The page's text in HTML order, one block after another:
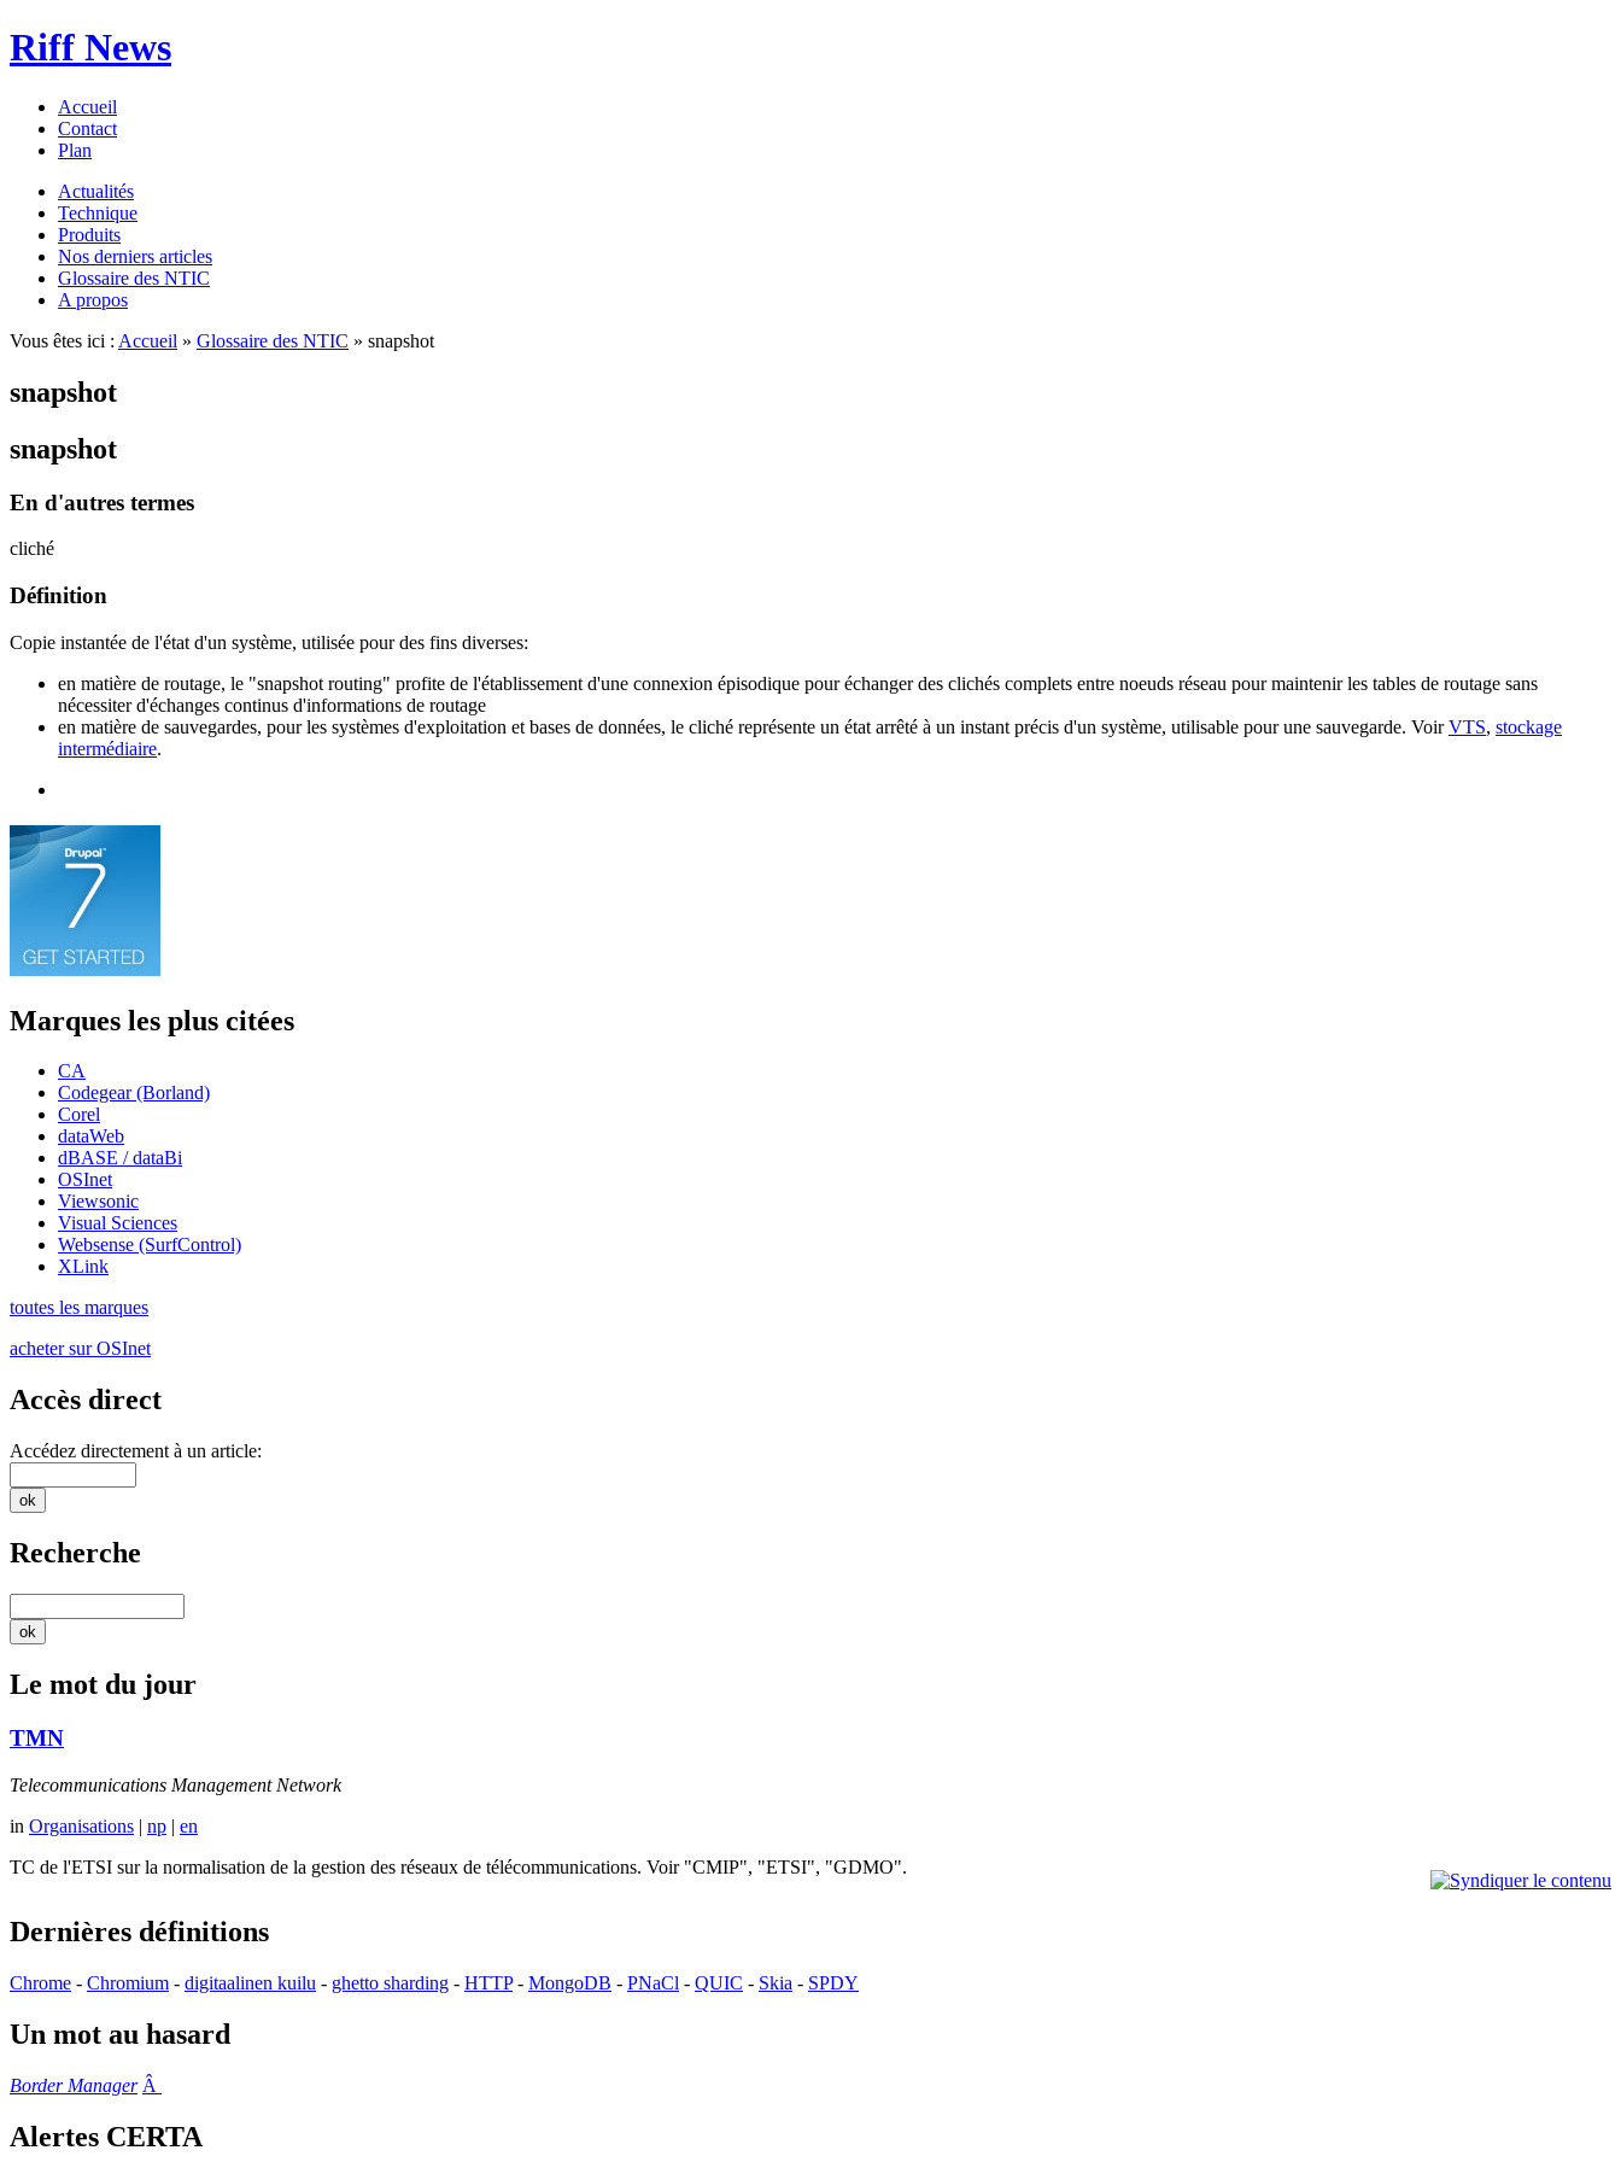
Riff News
Accueil
Contact
Plan
Actualités
Technique
Produits
Nos derniers articles
Glossaire des NTIC
A propos
Vous êtes ici : Accueil » Glossaire des NTIC » snapshot
snapshot
snapshot
En d'autres termes
cliché
Définition
Copie instantée de l'état d'un système, utilisée pour des fins diverses:
en matière de routage, le "snapshot routing" profite de l'établissement d'une connexion épisodique pour échanger des clichés complets entre noeuds réseau pour maintenir les tables de routage sans
nécessiter d'échanges continus d'informations de routage
en matière de sauvegardes, pour les systèmes d'exploitation et bases de données, le cliché représente un état arrêté à un instant précis d'un système, utilisable pour une sauvegarde. VoirVTS, stockage
intermédiaire.
Marques les plus citées
CA
Codegear (Borland)
Corel
dataWeb
dBASE / dataBi
OSInet
Viewsonic
Visual Sciences
Websense (SurfControl)
XLink
toutes les marques
acheter sur OSInet
Accès direct
Accédez directement à un article:
Recherche
Le mot du jour
TMN
Telecommunications Management Network
in Organisations | np | en
TC de l'ETSI sur la normalisation de la gestion des réseaux de télécommunications. Voir "CMIP", "ETSI", "GDMO".
Dernières définitions
Chrome - Chromium - digitaalinen kuilu - ghetto sharding - HTTP- MongoDB - PNaCl - QUIC - Skia - SPDY
Un mot au hasard
Border Manager Â
Alertes CERTA